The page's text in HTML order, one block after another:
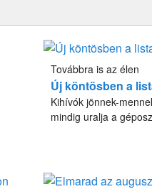
Továbbra is az élen
Új köntösben a
Kihívók jönnek-
mindig uralja a